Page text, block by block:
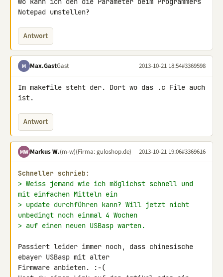
Notepad umstellen?
Antwort
M Max.GastGast 2013-10-21 18:54#3369598
Im makefile steht der. Dort wo das .c File auch
ist.
Antwort
MW Markus W.(m-w)(Firma: guloshop.de) 2013-10-21 19:06#3369616
Schneller schrieb:
> Weiss jemand wie ich möglichst schnell und
mit einfachen Mitteln ein
> update durchführen kann? Will jetzt nicht
unbedingt noch einmal 4 Wochen
> auf einen neuen USBasp warten.
Passiert leider immer noch, dass chinesische
ebayer USBasp mit alter
Firmware anbieten. :-(